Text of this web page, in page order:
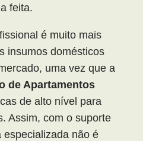
feita.
é muito mais
insumos domésticos
uma vez que a
de Apartamentos
de alto nível para
Assim, com o suporte
especializada não é